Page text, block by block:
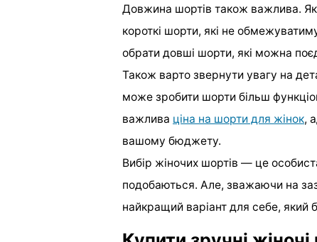
Довжина шортів також важлива.
короткі шорти, які не
обрати довші шорти, які можна
Також варто звернути увагу на
може зробити шорти більш
важлива ціна на шорти для жінок,
вашому бюджету.
Вибір жіночих шортів — це
подобаються. Але, зважаючи на
найкращий варіант для себе,